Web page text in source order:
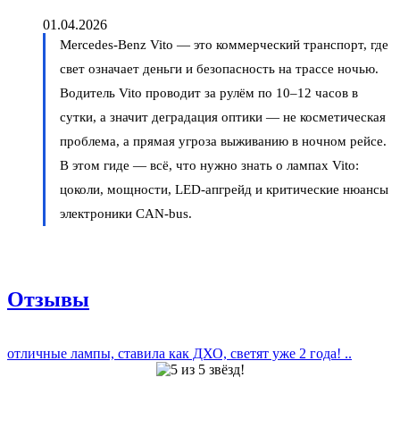
01.04.2026
Mercedes-Benz Vito — это коммерческий транспорт, где
свет означает деньги и безопасность на трассе ночью.
Водитель Vito проводит за рулём по 10–12 часов в
сутки, а значит деградация оптики — не косметическая
проблема, а прямая угроза выживанию в ночном рейсе.
В этом гиде — всё, что нужно знать о лампах Vito:
цоколи, мощности, LED-апгрейд и критические нюансы
электроники CAN-bus.
Отзывы
отличные лампы, ставила как ДХО, светят уже 2 года! ..